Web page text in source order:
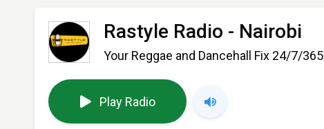
Rastyle Radio - Nairobi
Your Reggae and Dancehall Fix 24/7/365
Play Radio